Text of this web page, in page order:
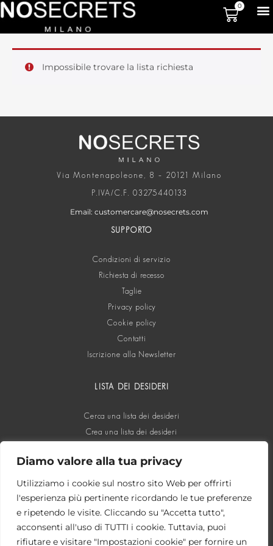
Diamo valore alla tua privacy
Utilizziamo i cookie sul nostro sito Web per offrirti
l'esperienza più pertinente ricordando le tue preferenze
e ripetendo le visite. Cliccando su "Accetta tutto",
acconsenti all'uso di TUTTI i cookie. Tuttavia, puoi
rifiutare e visitare "Impostazioni cookie" per fornire un
0
Impossibile trovare la lista richiesta
Via Montenapoleone, 8 – 20121 Milano
P.IVA/C.F. 03275440133
Email: customercare@nosecrets.com
SUPPORTO
Condizioni di servizio
Richiesta di recesso
Taglie
Privacy policy
Cookie policy
Contatti
Iscrizione alla Newsletter
LISTA DEI DESIDERI
Cerca una lista dei desideri
Crea una lista dei desideri
SOCIAL